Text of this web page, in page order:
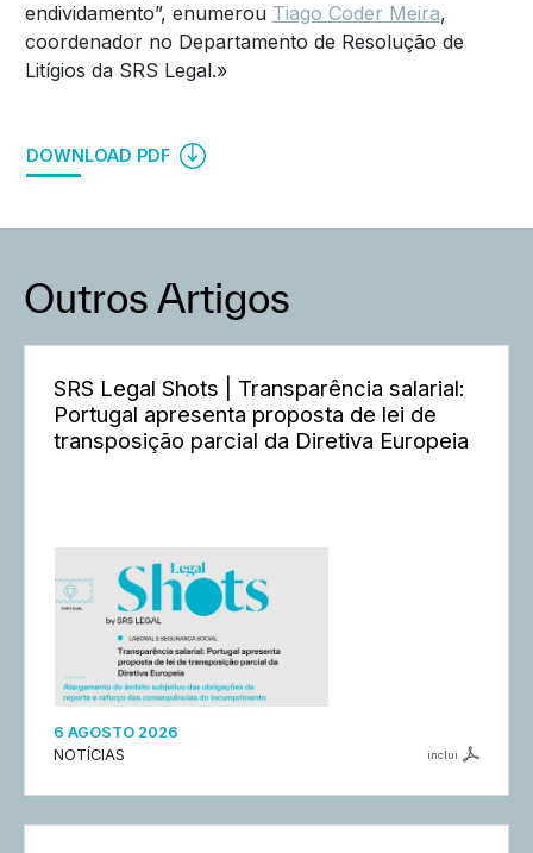
endividamento”, enumerou Tiago Coder Meira,
coordenador no Departamento de Resolução de
Litígios da SRS Legal.»
DOWNLOAD PDF
Outros Artigos
SRS Legal Shots | Transparência salarial:
Portugal apresenta proposta de lei de
transposição parcial da Diretiva Europeia
6 AGOSTO 2026
NOTÍCIAS
inclui